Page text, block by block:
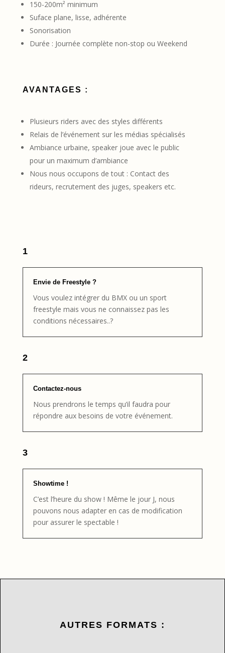
150-200m² minimum
Suface plane, lisse, adhérente
Sonorisation
Durée : Journée complète non-stop ou Weekend
AVANTAGES :
Plusieurs riders avec des styles différents
Relais de l’événement sur les médias spécialisés
Ambiance urbaine, speaker joue avec le public
pour un maximum d’ambiance
Nous nous occupons de tout : Contact des
rideurs, recrutement des juges, speakers etc.
1
Envie de Freestyle ?
Vous voulez intégrer du BMX ou un sport
freestyle mais vous ne connaissez pas les
conditions nécessaires..?
2
Contactez-nous
Nous prendrons le temps qu’il faudra pour
répondre aux besoins de votre événement.
3
Showtime !
C’est l’heure du show ! Même le jour J, nous
pouvons nous adapter en cas de modification
pour assurer le spectable !
AUTRES FORMATS :